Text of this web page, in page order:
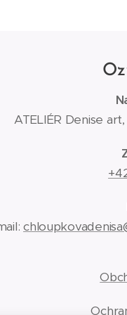
ATELIÉR Denise